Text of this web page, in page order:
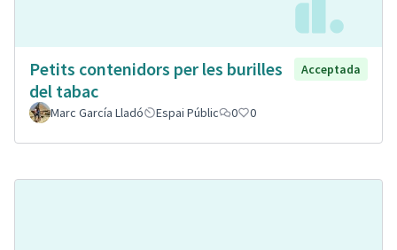
Petits contenidors per les burilles
del tabac
Acceptada
Marc García Lladó Espai Públic 0 0